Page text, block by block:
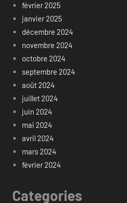
février 2025
janvier 2025
décembre 2024
novembre 2024
octobre 2024
septembre 2024
août 2024
juillet 2024
juin 2024
mai 2024
avril 2024
mars 2024
février 2024
Categories